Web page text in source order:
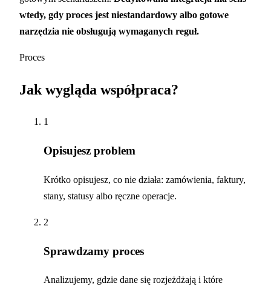
wtedy, gdy proces jest niestandardowy albo gotowe
narzędzia nie obsługują wymaganych reguł.
Proces
Jak wygląda współpraca?
1
Opisujesz problem
Krótko opisujesz, co nie działa: zamówienia, faktury,
stany, statusy albo ręczne operacje.
2
Sprawdzamy proces
Analizujemy, gdzie dane się rozjeżdżają i które